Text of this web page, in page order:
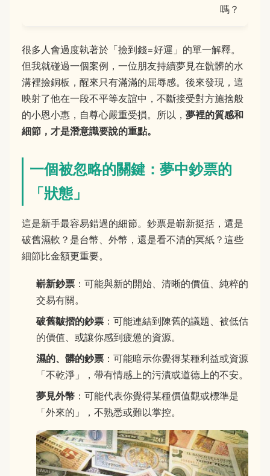
嗎？
很多人會過度執著於「撿到錢=好運」的單一解釋。
但我就碰過一個案例，一位朋友持續夢見在骯髒的水
溝裡撿銅板，醒來只有滿滿的屈辱感。後來發現，這
映射了他在一段不平等友誼中，不斷接受對方施捨般
的小恩小惠，自尊心嚴重受損。所以， 夢裡的質感和
細節，才是潛意識要說的重點。
一個被忽略的關鍵：夢中鈔票的
「狀態」
這是新手最容易錯過的細節。鈔票是嶄新挺括，還是
破舊濕軟？是台幣、外幣，還是看不清的冥紙？這些
細節比金額更重要。
嶄新鈔票 ：可能與新的開始、清晰的價值、純粹的
交易有關。
破舊皺摺的鈔票 ：可能連結到陳舊的議題、被低估
的價值、或讓你感到疲憊的資源。
濕的、髒的鈔票 ：可能暗示你覺得某種利益或資源
「不乾淨」，帶有情感上的污漬或道德上的不安。
夢見外幣 ：可能代表你覺得某種價值觀或標準是
「外來的」，不熟悉或難以掌控。